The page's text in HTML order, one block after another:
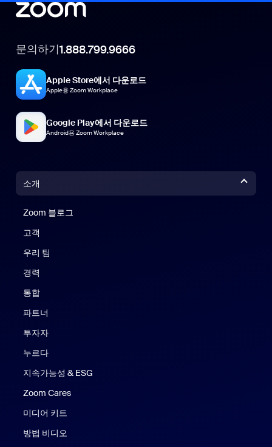
문의하기1.888.799.9666
Apple Store에서 다운로드
Apple용 Zoom Workplace
Google Play에서 다운로드
Android용 Zoom Workplace
소개
Zoom 블로그
고객
우리 팀
경력
통합
파트너
투자자
누르다
지속가능성 & ESG
Zoom Cares
미디어 키트
방법 비디오